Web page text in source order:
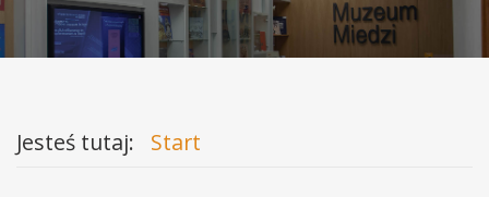
Jesteś tutaj: Start